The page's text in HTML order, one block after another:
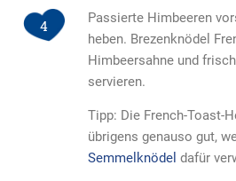
4
Passierte Himbeeren
heben. Brezenknödel
Himbeersahne und
servieren.
Tipp: Die French-Toast-
übrigens genauso gut,
Semmelknödel dafür